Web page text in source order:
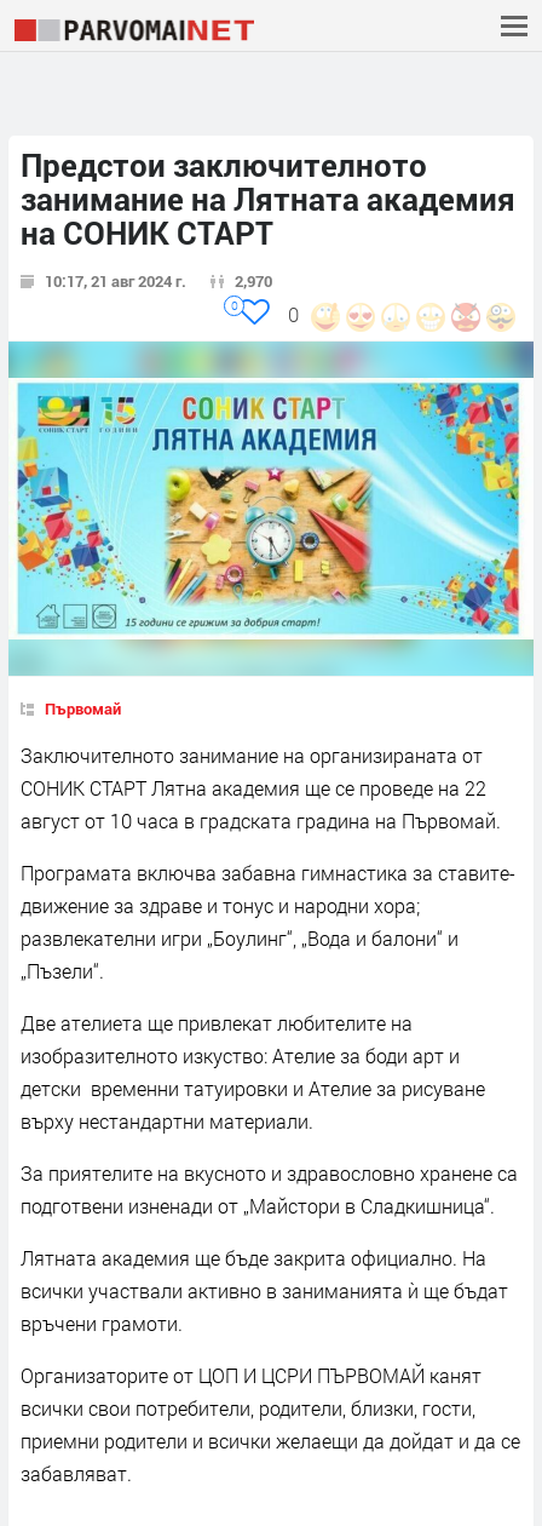
Предстои заключителното
занимание на Лятната академия
на СОНИК СТАРТ
10:17, 21 авг 2024 г. 2,970
0
0
Първомай
Заключителното занимание на организираната от
СОНИК СТАРТ Лятна академия ще се проведе на 22
август от 10 часа в градската градина на Първомай.
Програмата включва забавна гимнастика за ставите-
движение за здраве и тонус и народни хора;
развлекателни игри „Боулинг“, „Вода и балони“ и
„Пъзели“.
Две ателиета ще привлекат любителите на
изобразителното изкуство: Ателие за боди арт и
детски временни татуировки и Ателие за рисуване
върху нестандартни материали.
За приятелите на вкусното и здравословно хранене са
подготвени изненади от „Майстори в Сладкишница“.
Лятната академия ще бъде закрита официално. На
всички участвали активно в заниманията ѝ ще бъдат
връчени грамоти.
Организаторите от ЦОП И ЦСРИ ПЪРВОМАЙ канят
всички свои потребители, родители, близки, гости,
приемни родители и всички желаещи да дойдат и да се
забавляват.